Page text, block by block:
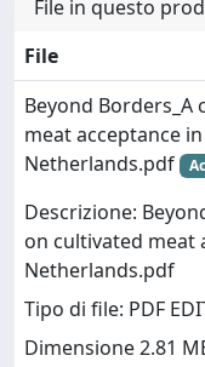
File in questo
File
Beyond
meat acceptance
Netherlands.pdf
Descrizione:
on cultivated meat
Netherlands.pdf
Tipo di file: PDF
Dimensione 2.81